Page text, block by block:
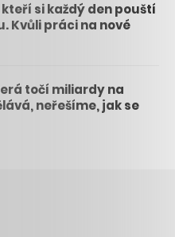
si každý den pouští
Kvůli práci na nové
točí miliardy na
neřešíme, jak se